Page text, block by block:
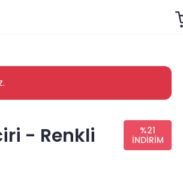
%21
İNDİRİM
- Renkli